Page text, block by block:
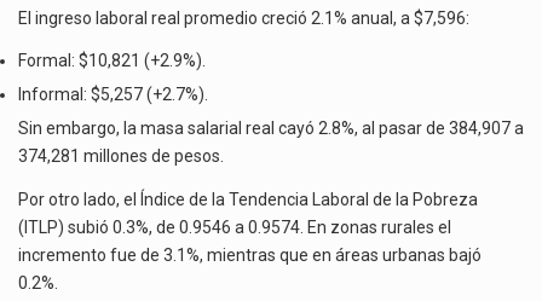
El ingreso laboral real promedio creció 2.1% anual, a $7,596:
Formal: $10,821 (+2.9%).
Informal: $5,257 (+2.7%).
Sin embargo, la masa salarial real cayó 2.8%, al pasar de 384,907 a
374,281 millones de pesos.
Por otro lado, el Índice de la Tendencia Laboral de la Pobreza
(ITLP) subió 0.3%, de 0.9546 a 0.9574. En zonas rurales el
incremento fue de 3.1%, mientras que en áreas urbanas bajó
0.2%.